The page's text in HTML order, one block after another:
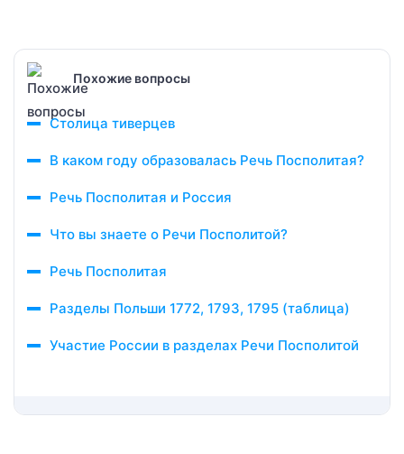
Похожие вопросы
Столица тиверцев
В каком году образовалась Речь Посполитая?
Речь Посполитая и Россия
Что вы знаете о Речи Посполитой?
Речь Посполитая
Разделы Польши 1772, 1793, 1795 (таблица)
Участие России в разделах Речи Посполитой